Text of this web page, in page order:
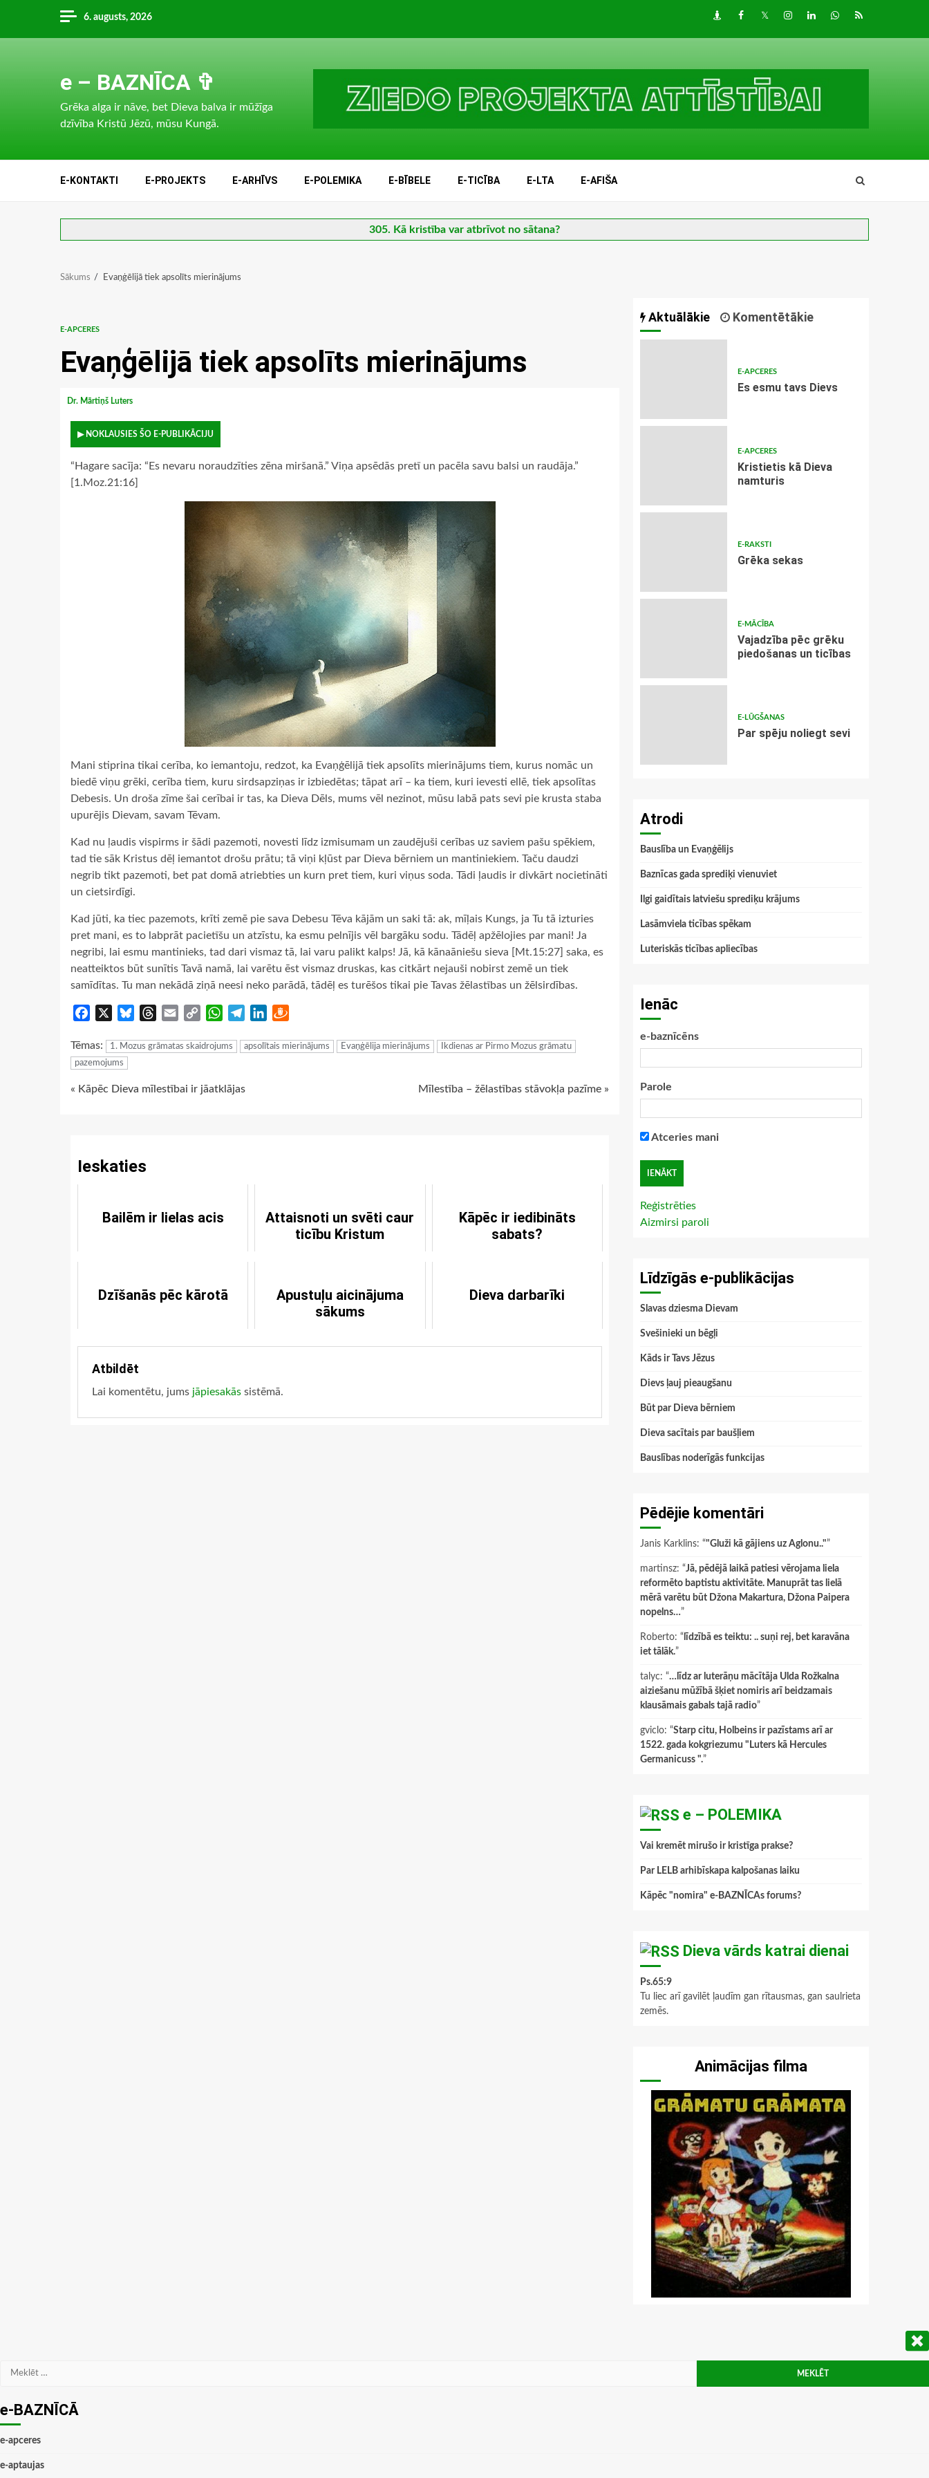
content
6. augusts, 2026 DraugiemFacebook
TwitterInstagram
LinkedInwhatsapp
RSS
e – BAZNĪCA ✞
Grēka alga ir nāve, bet Dieva balva ir mūžīga
dzīvība Kristū Jēzū, mūsu Kungā.
E-KONTAKTI E-PROJEKTS E-ARHĪVS E-POLEMIKA E-BĪBELE E-TICĪBA E-LTA E-AFIŠA
305. Kā kristība var atbrīvot no sātana?
Sākums Evaņģēlijā tiek apsolīts mierinājums
E-APCERES
Evaņģēlijā tiek apsolīts mierinājums
Dr. Mārtiņš Luters
▶ NOKLAUSIES ŠO E-PUBLIKĀCIJU
“Hagare sacīja: “Es nevaru noraudzīties zēna miršanā.” Viņa apsēdās pretī un pacēla savu balsi un raudāja.”
[1.Moz.21:16]
Mani stiprina tikai cerība, ko iemantoju, redzot, ka Evaņģēlijā tiek apsolīts mierinājums tiem, kurus nomāc un
biedē viņu grēki, cerība tiem, kuru sirdsapziņas ir izbiedētas; tāpat arī – ka tiem, kuri ievesti ellē, tiek apsolītas
Debesis. Un droša zīme šai cerībai ir tas, ka Dieva Dēls, mums vēl nezinot, mūsu labā pats sevi pie krusta staba
upurējis Dievam, savam Tēvam.
Kad nu ļaudis vispirms ir šādi pazemoti, novesti līdz izmisumam un zaudējuši cerības uz saviem pašu spēkiem,
tad tie sāk Kristus dēļ iemantot drošu prātu; tā viņi kļūst par Dieva bērniem un mantiniekiem. Taču daudzi
negrib tikt pazemoti, bet pat domā atriebties un kurn pret tiem, kuri viņus soda. Tādi ļaudis ir divkārt nocietināti
un cietsirdīgi.
Kad jūti, ka tiec pazemots, krīti zemē pie sava Debesu Tēva kājām un saki tā: ak, mīļais Kungs, ja Tu tā izturies
pret mani, es to labprāt pacietīšu un atzīstu, ka esmu pelnījis vēl bargāku sodu. Tādēļ apžēlojies par mani! Ja
negribi, lai esmu mantinieks, tad dari vismaz tā, lai varu palikt kalps! Jā, kā kānaāniešu sieva [Mt.15:27] saka, es
neatteiktos būt sunītis Tavā namā, lai varētu ēst vismaz druskas, kas citkārt nejauši nobirst zemē un tiek
samīdītas. Tu man nekādā ziņā neesi neko parādā, tādēļ es turēšos tikai pie Tavas žēlastības un žēlsirdības.
Facebook BlueskyThreads
Email
Copy
WhatsApp
TelegramLinkedIn
Tēmas: 1. Mozus grāmatas skaidrojums apsolītais mierinājums Evaņģēlija mierinājums
Ikdienas ar Pirmo Mozus grāmatu
pazemojums
Continue
« Kāpēc Dieva mīlestībai ir jāatklājas Mīlestība – žēlastības stāvokļa pazīme »
Ieskaties
Bailēm ir lielas acis
Attaisnoti un svēti caur
ticību Kristum
Kāpēc ir iedibināts
sabats?
Dzīšanās pēc kārotā
Apustuļu aicinājuma
sākums
Dieva darbarīki
Atbildēt
Lai komentētu, jums jāpiesakās sistēmā.
Aktuālākie Komentētākie
E-APCERES
Es esmu tavs Dievs
E-APCERES
Kristietis kā Dieva
namturis
E-RAKSTI
Grēka sekas
E-MĀCĪBA
Vajadzība pēc grēku
piedošanas un ticības
E-LŪGŠANAS
Par spēju noliegt sevi
Atrodi
Bauslība un Evaņģēlijs
Baznīcas gada sprediķi vienuviet
Ilgi gaidītais latviešu sprediķu krājums
Lasāmviela ticības spēkam
Luteriskās ticības apliecības
Ienāc
e-baznīcēns
Parole
Atceries mani
Reģistrēties
Aizmirsi paroli
Līdzīgās e-publikācijas
Slavas dziesma Dievam
Svešinieki un bēgļi
Kāds ir Tavs Jēzus
Dievs ļauj pieaugšanu
Būt par Dieva bērniem
Dieva sacītais par baušļiem
Bauslības noderīgās funkcijas
Pēdējie komentāri
Janis Karklins: “"Gluži kā gājiens uz Aglonu.."”
martinsz: “Jā, pēdējā laikā patiesi vērojama liela
reformēto baptistu aktivitāte. Manuprāt tas lielā
mērā varētu būt Džona Makartura, Džona Paipera
nopelns…”
Roberto: “ līdzībā es teiktu: .. suņi rej, bet karavāna
iet tālāk.”
talyc: “…līdz ar luterāņu mācītāja Ulda Rožkalna
aiziešanu mūžībā šķiet nomiris arī beidzamais
klausāmais gabals tajā radio”
gviclo: “Starp citu, Holbeins ir pazīstams arī ar
1522. gada kokgriezumu "Luters kā Hercules
Germanicuss ".”
e – POLEMIKA
Vai kremēt mirušo ir kristīga prakse?
Par LELB arhibīskapa kalpošanas laiku
Kāpēc "nomira" e-BAZNĪCAs forums?
Dieva vārds katrai dienai
Ps.65:9
Tu liec arī gavilēt ļaudīm gan rītausmas, gan saulrieta
zemēs.
Animācijas filma
Meklēt:
e-BAZNĪCĀ
e-apceres
e-aptaujas